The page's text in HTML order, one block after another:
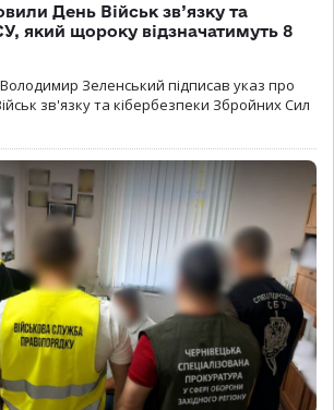
День Військ зв’язку та
який щороку відзначатимуть 8
Зеленський підписав указ про
зв'язку та кібербезпеки Збройних Сил